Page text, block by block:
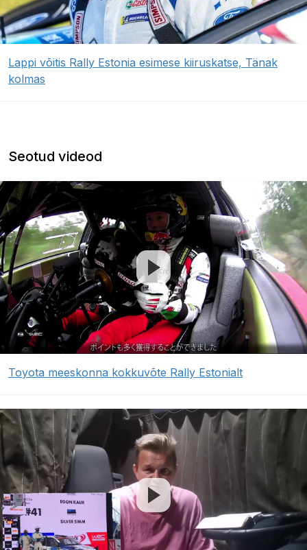
Lappi võitis Rally Estonia esimese kiiruskatse, Tänak
kolmas
Seotud videod
Toyota meeskonna kokkuvõte Rally Estonialt